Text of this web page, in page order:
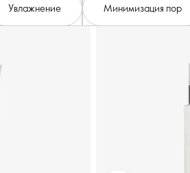
Увлажнение Минимизация пор